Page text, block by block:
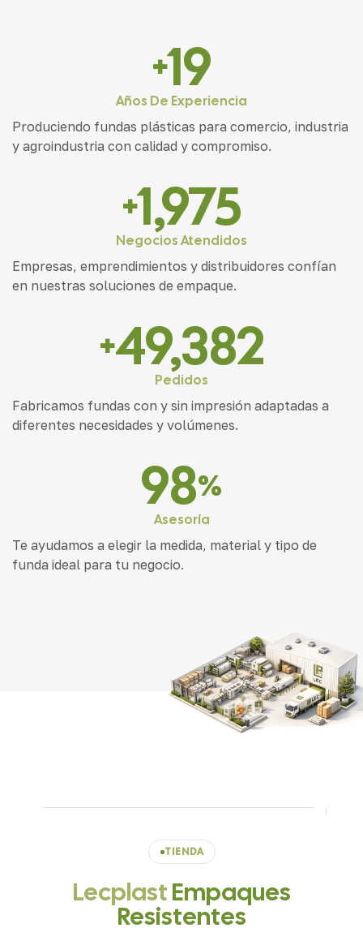
Años De Experiencia
+20
Produciendo fundas plásticas para comercio, industria
y agroindustria con calidad y compromiso.
Negocios Atendidos
2,000
Empresas, emprendimientos y distribuidores confían
en nuestras soluciones de empaque.
Pedidos
+50,000
Fabricamos fundas con y sin impresión adaptadas a
diferentes necesidades y volúmenes.
Asesoría
100%
Te ayudamos a elegir la medida, material y tipo de
funda ideal para tu negocio.
TIENDA
LecplastEmpaques
Resistentes